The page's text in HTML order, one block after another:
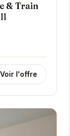
& Train
Voir l'offre